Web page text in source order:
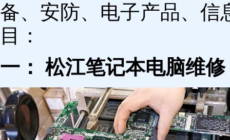
备、安防、电子产品、信
目：
一： 松江笔记本电脑维修